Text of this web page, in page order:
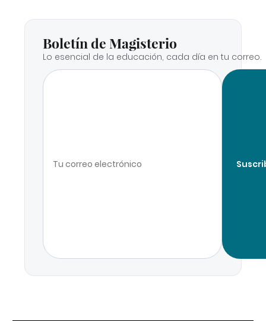
Boletín de Magisterio
Lo esencial de la educación, cada día en tu correo.